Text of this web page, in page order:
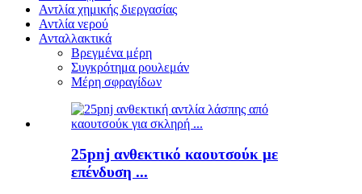
Αντλία χημικής διεργασίας
Αντλία νερού
Ανταλλακτικά
Βρεγμένα μέρη
Συγκρότημα ρουλεμάν
Μέρη σφραγίδων
25pnj ανθεκτικό καουτσούκ με
επένδυση ...